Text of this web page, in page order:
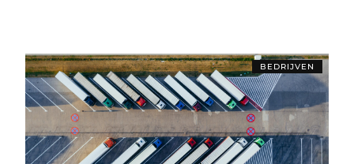
BEDRIJVEN